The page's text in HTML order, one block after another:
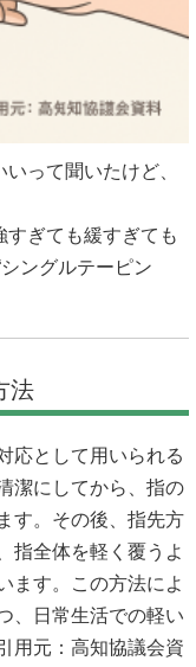
って聞いたけど、
すぎても緩すぎても
ングルテーピン
法
応として用いられる
潔にしてから、指の
す。その後、指先方
指全体を軽く覆うよ
ます。この方法によ
、日常生活での軽い
用元： 高知協議会資